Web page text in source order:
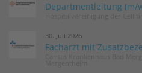
Departmentleitung (m/
30. Juli 2026
Facharzt mit